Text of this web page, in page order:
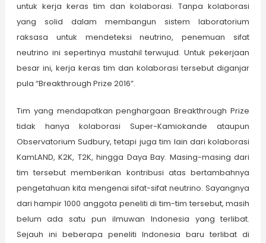
untuk kerja keras tim dan kolaborasi. Tanpa kolaborasi
yang solid dalam membangun sistem laboratorium
raksasa untuk mendeteksi neutrino, penemuan sifat
neutrino ini sepertinya mustahil terwujud. Untuk pekerjaan
besar ini, kerja keras tim dan kolaborasi tersebut diganjar
pula “Breakthrough Prize 2016”.
Tim yang mendapatkan penghargaan Breakthrough Prize
tidak hanya kolaborasi Super-Kamiokande ataupun
Observatorium Sudbury, tetapi juga tim lain dari kolaborasi
KamLAND, K2K, T2K, hingga Daya Bay. Masing-masing dari
tim tersebut memberikan kontribusi atas bertambahnya
pengetahuan kita mengenai sifat-sifat neutrino. Sayangnya
dari hampir 1000 anggota peneliti di tim-tim tersebut, masih
belum ada satu pun ilmuwan Indonesia yang terlibat.
Sejauh ini beberapa peneliti Indonesia baru terlibat di